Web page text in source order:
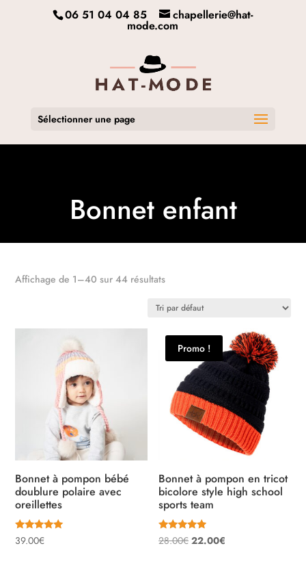
06 51 04 04 85 chapellerie@hat-
mode.com
Sélectionner une page
Bonnet enfant
Affichage de 1–40 sur 44 résultats
Bonnet à pompon bébé
doublure polaire avec
oreillettes
Note
5.00
39.00€
Promo !
Bonnet à pompon en tricot
bicolore style high school
sports team
Note
4.75
28.00€ Le
22.00€